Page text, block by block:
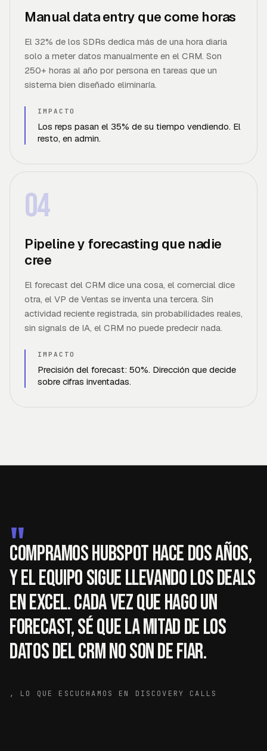
Manual data entry que come horas
El 32% de los SDRs dedica más de una hora diaria
solo a meter datos manualmente en el CRM. Son
250+ horas al año por persona en tareas que un
sistema bien diseñado eliminaría.
IMPACTO
Los reps pasan el 35% de su tiempo vendiendo. El
resto, en admin.
04
Pipeline y forecasting que nadie
cree
El forecast del CRM dice una cosa, el comercial dice
otra, el VP de Ventas se inventa una tercera. Sin
actividad reciente registrada, sin probabilidades reales,
sin signals de IA, el CRM no puede predecir nada.
IMPACTO
Precisión del forecast: 50%. Dirección que decide
sobre cifras inventadas.
"
Compramos HubSpot hace dos años,
y el equipo sigue llevando los deals
en Excel. Cada vez que hago un
forecast, sé que la mitad de los
datos del CRM no son de fiar.
, LO QUE ESCUCHAMOS EN DISCOVERY CALLS